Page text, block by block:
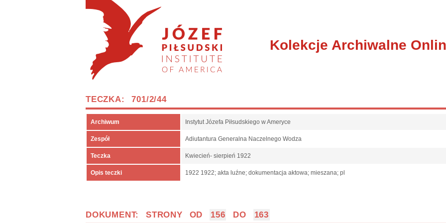
Kolekcje Archiwalne
TECZKA: 701/2/44
Archiwum Instytut Józefa Piłsudskiego w Ameryce
Zespół Adiutantura Generalna Naczelnego Wodza
Teczka Kwiecień- sierpień 1922
Opis teczki 1922 1922; akta luźne; dokumentacja aktowa; mieszana; pl
DOKUMENT: STRONY OD 156 DO 163